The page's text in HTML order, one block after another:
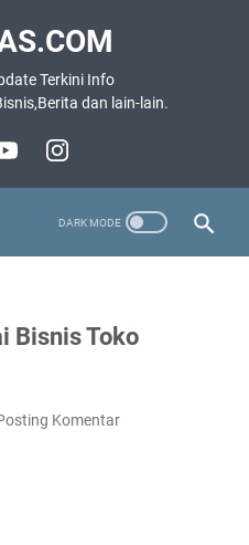
Terkini Info
dan lain-lain.
Bisnis Toko
Komentar